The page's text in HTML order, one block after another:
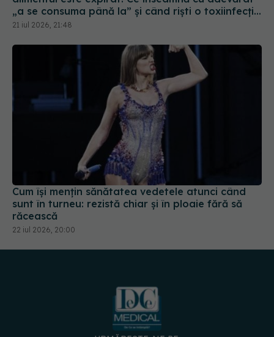
Cum își mențin sănătatea vedetele atunci când
sunt în turneu: rezistă chiar și în ploaie fără să
răcească
22 iul 2026, 20:00
URMĂREȘTE-NE PE: